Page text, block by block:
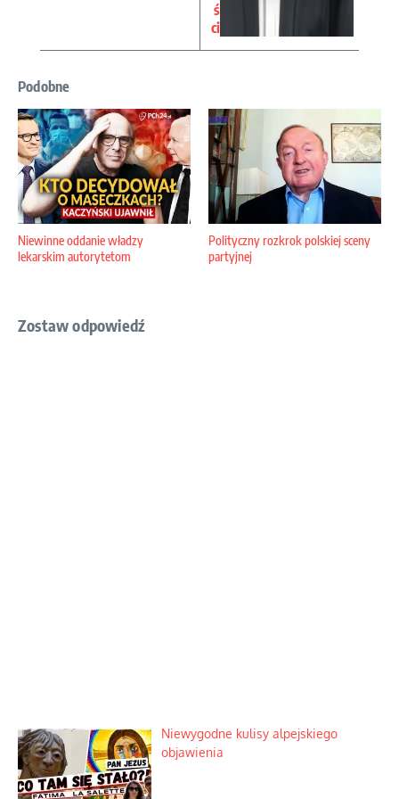
ś
ci
Podobne
Niewinne oddanie władzy
lekarskim autorytetom
Polityczny rozkrok polskiej sceny
partyjnej
Zostaw odpowiedź
Niewygodne kulisy alpejskiego
objawienia